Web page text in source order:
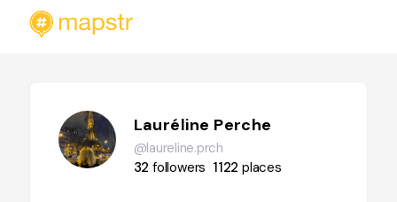
Lauréline Perche
@laureline.prch
32 followers 1122places